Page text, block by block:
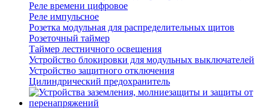
Реле времени цифровое
Реле импульсное
Розетка модульная для распределительных щитов
Розеточный таймер
Таймер лестничного освещения
Устройство блокировки для модульных выключателей
Устройство защитного отключения
Цилиндрический предохранитель